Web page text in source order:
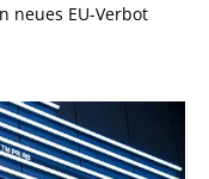
neues EU-Verbot